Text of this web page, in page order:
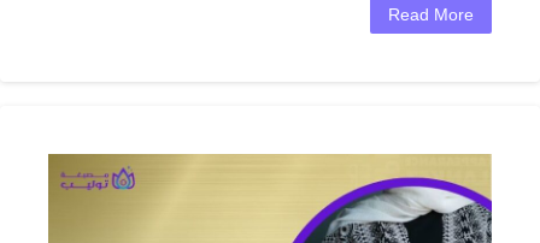
Read More